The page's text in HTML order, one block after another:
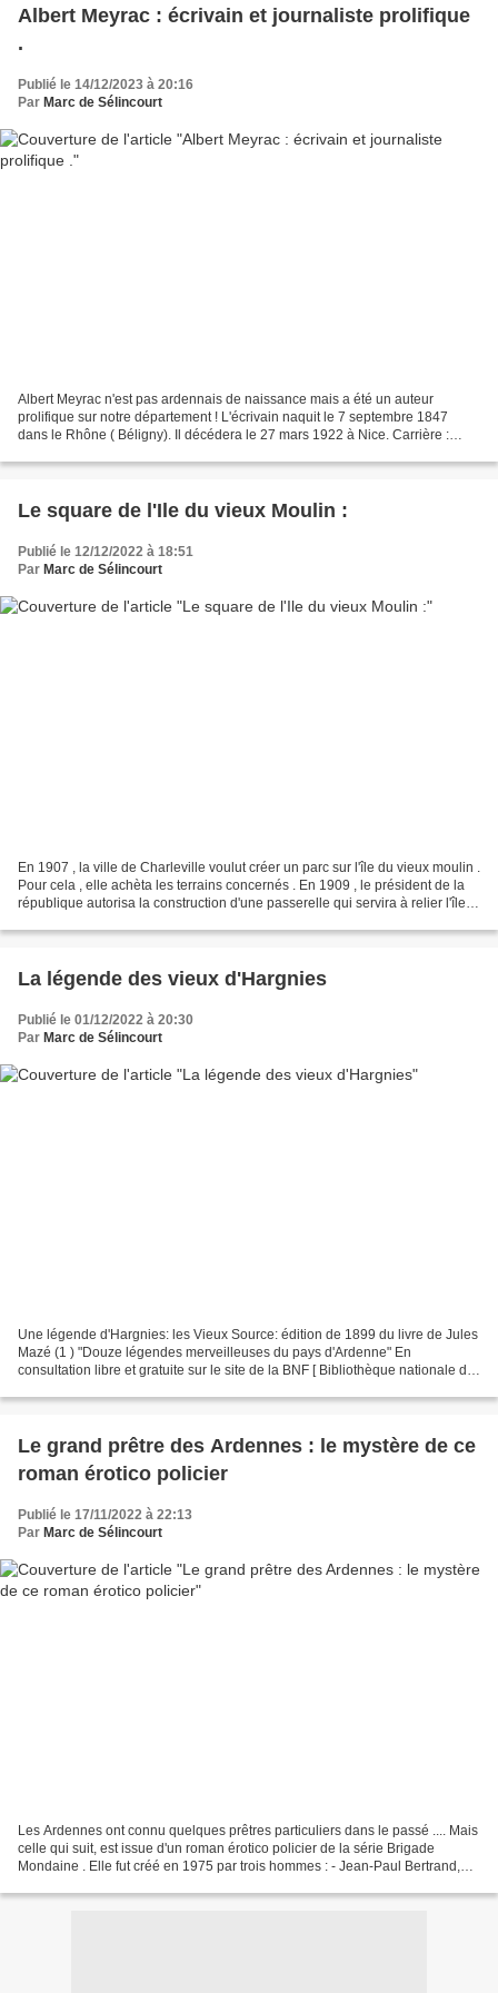
Albert Meyrac : écrivain et journaliste prolifique
.
Publié le 14/12/2023 à 20:16
Par Marc de Sélincourt
Albert Meyrac n'est pas ardennais de naissance mais a été un auteur
prolifique sur notre département ! L'écrivain naquit le 7 septembre 1847
dans le Rhône ( Béligny). Il décédera le 27 mars 1922 à Nice. Carrière :
Le square de l'Ile du vieux Moulin :
Publié le 12/12/2022 à 18:51
Par Marc de Sélincourt
En 1907 , la ville de Charleville voulut créer un parc sur l'île du vieux moulin .
Pour cela , elle achèta les terrains concernés . En 1909 , le président de la
république autorisa la construction d'une passerelle qui servira à relier l'île
La légende des vieux d'Hargnies
Publié le 01/12/2022 à 20:30
Par Marc de Sélincourt
Une légende d'Hargnies: les Vieux Source: édition de 1899 du livre de Jules
Mazé (1 ) "Douze légendes merveilleuses du pays d'Ardenne" En
consultation libre et gratuite sur le site de la BNF [ Bibliothèque nationale de
Le grand prêtre des Ardennes : le mystère de ce
roman érotico policier
Publié le 17/11/2022 à 22:13
Par Marc de Sélincourt
Les Ardennes ont connu quelques prêtres particuliers dans le passé .... Mais
celle qui suit, est issue d'un roman érotico policier de la série Brigade
Mondaine . Elle fut créé en 1975 par trois hommes : - Jean-Paul Bertrand,